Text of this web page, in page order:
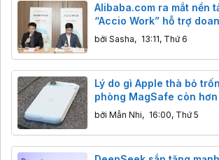
Alibaba.com ra mắt nền
“Accio Work” hỗ trợ
xuất khẩu
bởi Sasha, 13:11, Thứ 6
Lý do gì Apple thà bỏ
phòng MagSafe còn
bởi Mẫn Nhi, 16:00, Thứ 5